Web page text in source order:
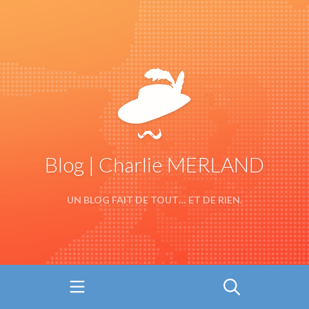
Blog | Charlie MERLAND
UN BLOG FAIT DE TOUT… ET DE RIEN.